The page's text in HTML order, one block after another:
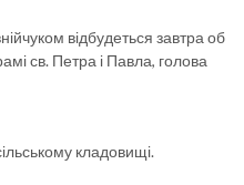
відбудеться завтра об
св. Петра і Павла, голова
кладовищі.